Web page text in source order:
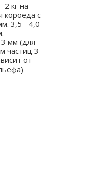
кг на
короеда с
3,5 - 4,0
мм (для
частиц 3
от